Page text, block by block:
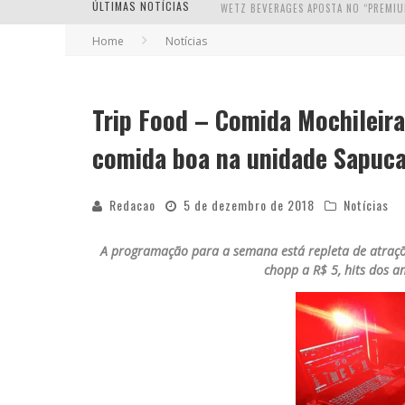
ÚLTIMAS NOTÍCIAS
Home Notícias
Trip Food – Comida
comida boa na unidade
Redacao 5 de dezembro de 2018 Notícias
A programação para a semana está repleta de
chopp a R$ 5, hits dos